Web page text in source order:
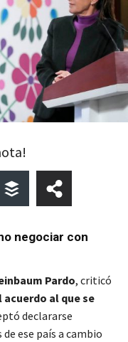
negociar con
Pardo, criticó
acuerdo al que se
declararse
ese país a cambio